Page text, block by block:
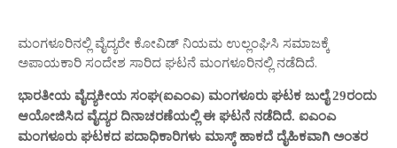
ಮಂಗಳೂರಿನಲ್ಲಿ ವೈದ್ಯರೇ ಕೋವಿಡ್ ನಿಯಮ ಉಲ್ಲಂಘಿಸಿ ಸಮಾಜಕ್ಕೆ
ಅಪಾಯಕಾರಿ ಸಂದೇಶ ಸಾರಿದ ಘಟನೆ ಮಂಗಳೂರಿನಲ್ಲಿ ನಡೆದಿದೆ.
ಭಾರತೀಯ ವೈದ್ಯಕೀಯ ಸಂಘ(ಐಎಂಎ) ಮಂಗಳೂರು ಘಟಕ ಜುಲೈ 29ರಂದು
ಆಯೋಜಿಸಿದ ವೈದ್ಯರ ದಿನಾಚರಣೆಯಲ್ಲಿ ಈ ಘಟನೆ ನಡೆದಿದೆ. ಐಎಂಎ
ಮಂಗಳೂರು ಘಟಕದ ಪದಾಧಿಕಾರಿಗಳು ಮಾಸ್ಕ್ ಹಾಕದೆ ದೈಹಿಕವಾಗಿ ಅಂತರ